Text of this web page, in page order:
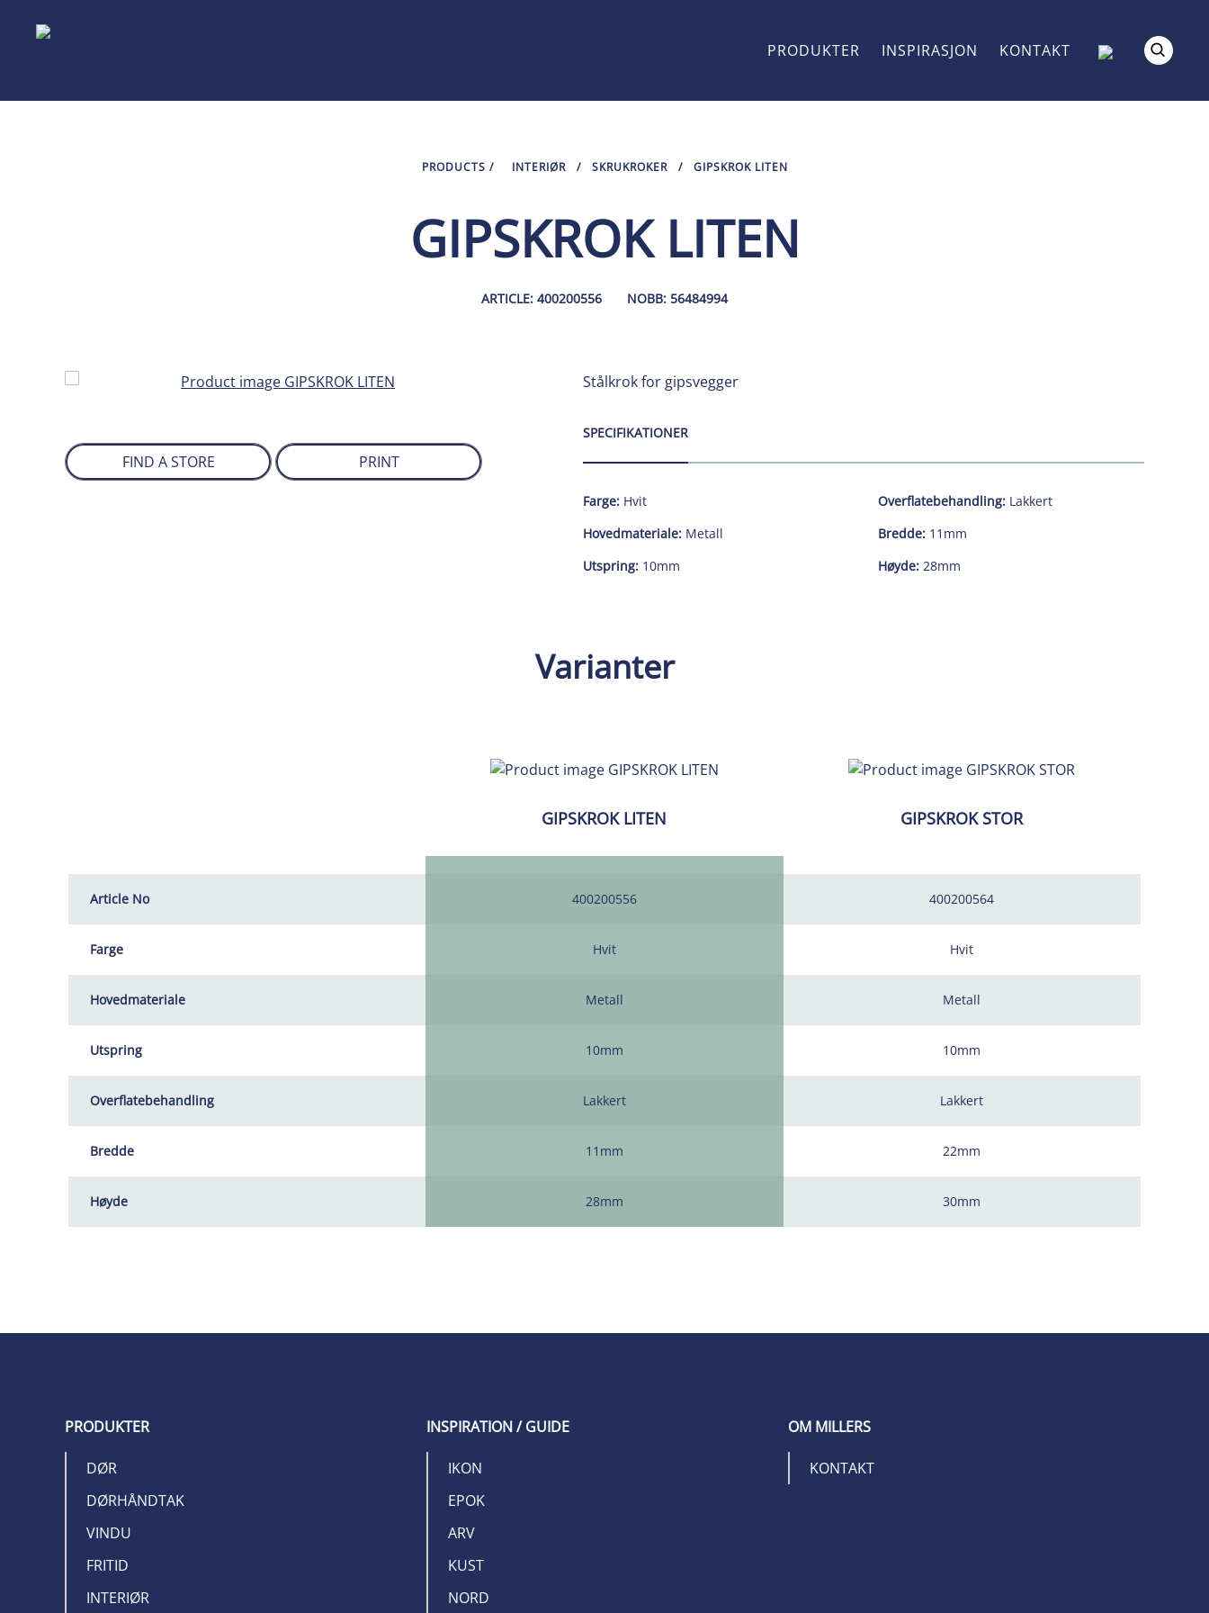
PRODUKTER INSPIRASJON KONTAKT
PRODUCTS / INTERIØR / SKRUKROKER / GIPSKROK LITEN
GIPSKROK LITEN
ARTICLE: 400200556 NOBB: 56484994
FIND A STORE PRINT
Stålkrok for gipsvegger
SPECIFIKATIONER
Farge: Hvit
Hovedmateriale: Metall
Utspring: 10mm
Overflatebehandling: Lakkert
Bredde: 11mm
Høyde: 28mm
Varianter
Article No
Farge
Hovedmateriale
Utspring
Overflatebehandling
Bredde
Høyde
GIPSKROK LITEN
400200556
Hvit
Metall
10mm
Lakkert
11mm
28mm
GIPSKROK STOR
400200564
Hvit
Metall
10mm
Lakkert
22mm
30mm
PRODUKTER
DØR
DØRHÅNDTAK
VINDU
FRITID
INTERIØR
INSPIRATION / GUIDE
IKON
EPOK
ARV
KUST
NORD
OM MILLERS
KONTAKT